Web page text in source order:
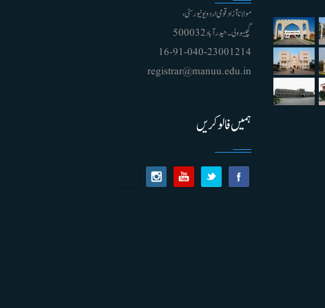
مولانا آزاد قومی اردو یونیورسٹی ،
گچیبوولی۔ حیدرآباد 500032
91-040-23001214 - 16
registrar@manuu.edu.in
ہمیں فالو کریں